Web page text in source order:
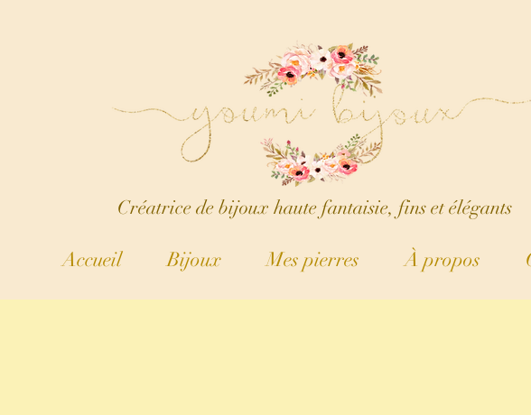
Créatrice de bijoux haute fantaisie, fins et élégants
Accueil Bijoux Mes pierres À propos